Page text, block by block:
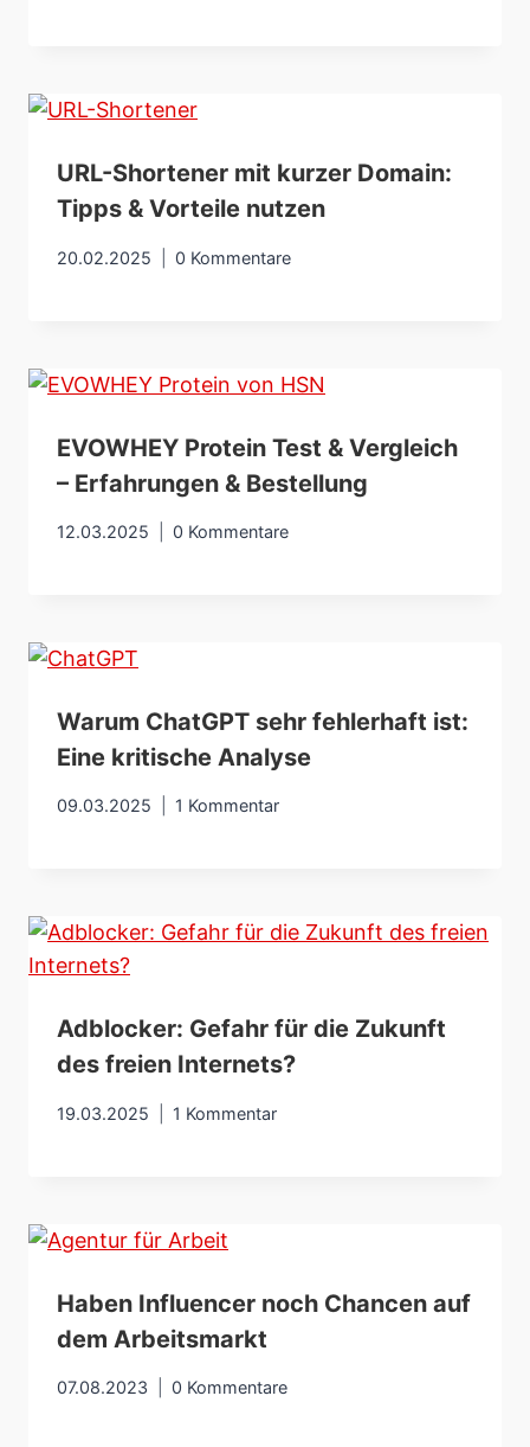
URL-Shortener mit kurzer Domain:
Tipps & Vorteile nutzen
20.02.2025 0 Kommentare
EVOWHEY Protein Test & Vergleich
– Erfahrungen & Bestellung
12.03.2025 0 Kommentare
Warum ChatGPT sehr fehlerhaft ist:
Eine kritische Analyse
09.03.2025 1 Kommentar
Adblocker: Gefahr für die Zukunft
des freien Internets?
19.03.2025 1 Kommentar
Haben Influencer noch Chancen auf
dem Arbeitsmarkt
07.08.2023 0 Kommentare